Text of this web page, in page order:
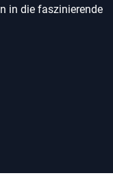
in die faszinierende